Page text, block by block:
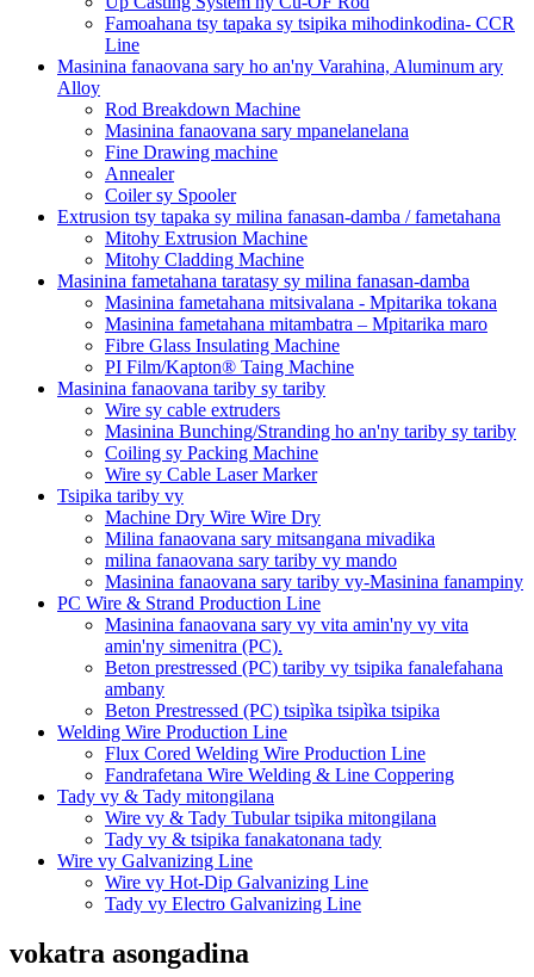
Famoahana tsy tapaka sy tsipika mihodinkodina- CCR
Line
Masinina fanaovana sary ho an'ny Varahina, Aluminum ary
Alloy
Rod Breakdown Machine
Masinina fanaovana sary mpanelanelana
Fine Drawing machine
Annealer
Coiler sy Spooler
Extrusion tsy tapaka sy milina fanasan-damba / fametahana
Mitohy Extrusion Machine
Mitohy Cladding Machine
Masinina fametahana taratasy sy milina fanasan-damba
Masinina fametahana mitsivalana - Mpitarika tokana
Masinina fametahana mitambatra – Mpitarika maro
Fibre Glass Insulating Machine
PI Film/Kapton® Taing Machine
Masinina fanaovana tariby sy tariby
Wire sy cable extruders
Masinina Bunching/Stranding ho an'ny tariby sy tariby
Coiling sy Packing Machine
Wire sy Cable Laser Marker
Tsipika tariby vy
Machine Dry Wire Wire Dry
Milina fanaovana sary mitsangana mivadika
milina fanaovana sary tariby vy mando
Masinina fanaovana sary tariby vy-Masinina fanampiny
PC Wire & Strand Production Line
Masinina fanaovana sary vy vita amin'ny vy vita
amin'ny simenitra (PC).
Beton prestressed (PC) tariby vy tsipika fanalefahana
ambany
Beton Prestressed (PC) tsipìka tsipìka tsipika
Welding Wire Production Line
Flux Cored Welding Wire Production Line
Fandrafetana Wire Welding & Line Coppering
Tady vy & Tady mitongilana
Wire vy & Tady Tubular tsipika mitongilana
Tady vy & tsipika fanakatonana tady
Wire vy Galvanizing Line
Wire vy Hot-Dip Galvanizing Line
Tady vy Electro Galvanizing Line
vokatra asongadina